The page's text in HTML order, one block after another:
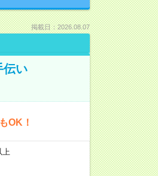
掲載日：2026.08.07
伝い
OK！